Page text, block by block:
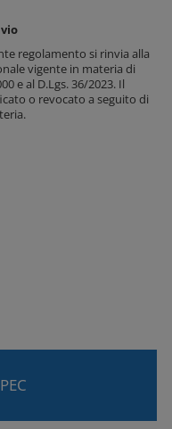
regolamento si rinvia alla
vigente in materia di
e al D.Lgs. 36/2023. Il
o revocato a seguito di